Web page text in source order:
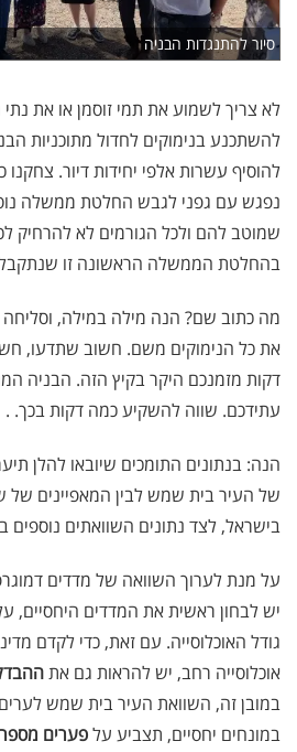
סיור להתנגדות הבניה
לא צריך לשמוע את תמי זוסמן או את נתי
להשתכנע בנימוקים לחדול מתוכניות
להוסיף עשרות אלפי יחידות דיור.
נפגש עם גפני לגבש החלטת ממשלה
שמוטב להם ולכל הגורמים לא להרחיק
בהחלטת הממשלה הראשונה זו שנתקבלה
מה כתוב שם? הנה מילה במילה, וסליחה
את כל הנימוקים משם. חשוב שתדעו,
דקות מזמנכם היקר בקיץ הזה. הבניה
עתידכם. שווה להשקיע כמה דקות בכך. .
הנה: בנתונים התומכים שיובאו להלן
בישראל, לצד נתונים השוואתים
על מנת לערוך השוואה של מדדים
יש לבחון ראשית את המדדים היחסיים,
גודל האוכלוסייה. עם זאת, כדי לקדם
אוכלוסייה רחב, יש להראות גם את
במובן זה, השוואת העיר בית שמש
במונחים יחסיים, תצביע עלפערים